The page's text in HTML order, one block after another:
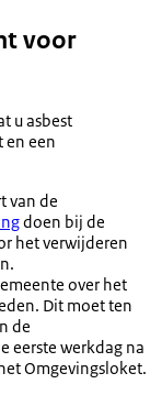
voor
u asbest
en een
van de
doen bij de
het verwijderen
over het
Dit moet ten
de
eerste werkdag na
Omgevingsloket.